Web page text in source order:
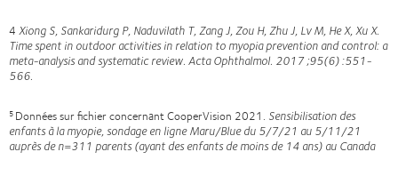
4 Xiong S, Sankaridurg P, Naduvilath T, Zang J, Zou H, Zhu J, Lv M, He X, Xu X.
Time spent in outdoor activities in relation to myopia prevention and control: a
meta-analysis and systematic review. Acta Ophthalmol. 2017 ;95(6) :551-
566.
5 Données sur fichier concernant CooperVision 2021. Sensibilisation des
enfants à la myopie, sondage en ligne Maru/Blue du 5/7/21 au 5/11/21
auprès de n=311 parents (ayant des enfants de moins de 14 ans) au Canada